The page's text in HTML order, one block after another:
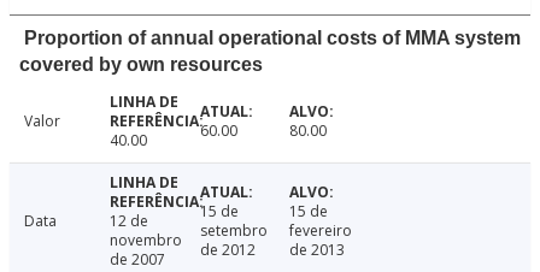
Proportion of annual operational costs of MMA system
covered by own resources
Valor
40.00
60.00 80.00
Data
12 de
novembro
de 2007
15 de
setembro
de 2012
15 de
fevereiro
de 2013